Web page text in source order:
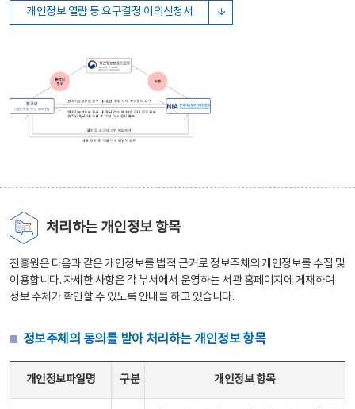
개인정보 열람 등 요구결정 이의신청서
처리하는 개인정보 항목
진흥원은 다음과 같은 개인정보를 법적 근거로 정보주체의 개인정보를 수집 및
이용합니다. 자세한 사항은 각 부서에서 운영하는 서관 홈페이지에 게재하여
정보 주체가 확인할 수 있도록 안내를 하고 있습니다.
정보주체의 동의를 받아 처리하는 개인정보 항목
개인정보파일명 구분 개인정보 항목